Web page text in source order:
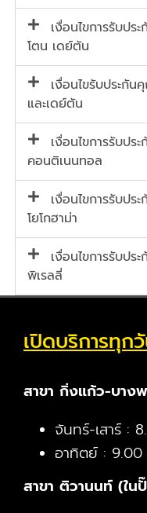
เงื่อนไขการรับป
โตน เดย์ตัน
เงื่อนไขรับประกั
และเดย์ตัน
เงื่อนไขการรับป
คอนติเนนทอล
เงื่อนไขการรับป
โยโกฮาม่า
เงื่อนไขการรับป
พิเรลลี่
เปิดบริการทุก
สาขา กิ่งแก้ว-บาง
จันทร์-เสาร์ :
อาทิตย์ : 9.00
สาขา ติวานนท์ (ใน